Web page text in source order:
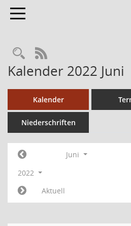
Toggle navigation
RSS-Feed
Kalender 2022 Juni
Kalender
Niederschriften
Juni
2022
Aktuell